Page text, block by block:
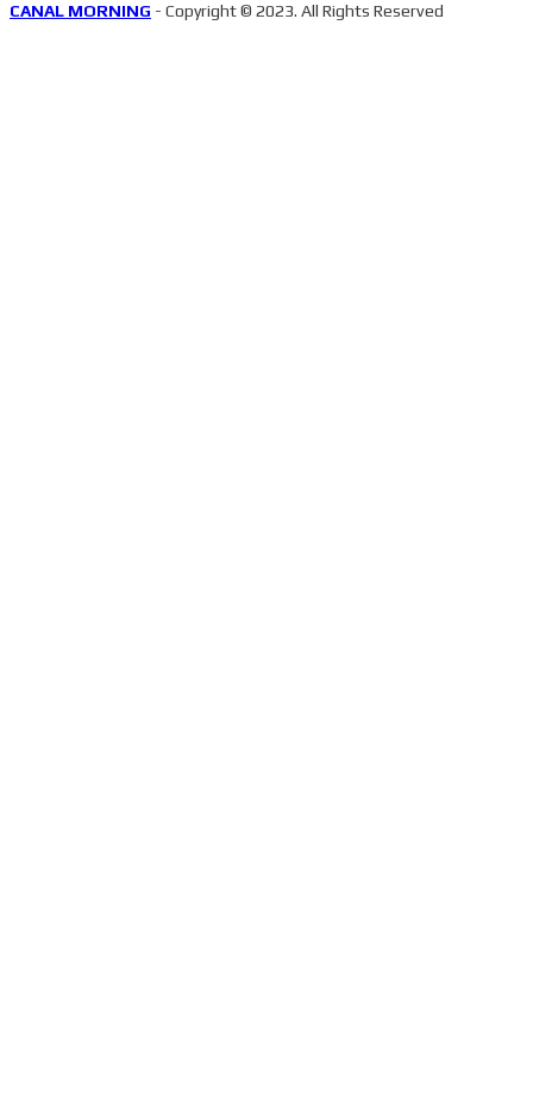
CANAL MORNING - Copyright © 2023. All Rights Reserved